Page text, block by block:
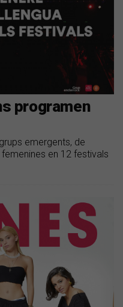
programen
emergents, de
en 12 festivals